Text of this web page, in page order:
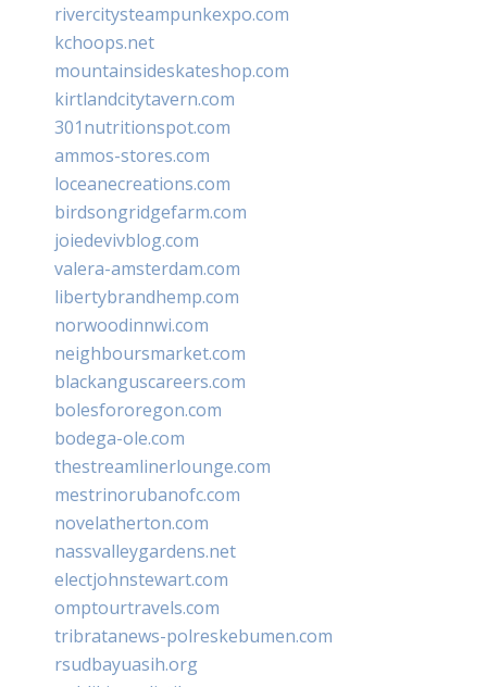
rivercitysteampunkexpo.com
kchoops.net
mountainsideskateshop.com
kirtlandcitytavern.com
301nutritionspot.com
ammos-stores.com
loceanecreations.com
birdsongridgefarm.com
joiedevivblog.com
valera-amsterdam.com
libertybrandhemp.com
norwoodinnwi.com
neighboursmarket.com
blackanguscareers.com
bolesfororegon.com
bodega-ole.com
thestreamlinerlounge.com
mestrinorubanofc.com
novelatherton.com
nassvalleygardens.net
electjohnstewart.com
omptourtravels.com
tribratanews-polreskebumen.com
rsudbayuasih.org